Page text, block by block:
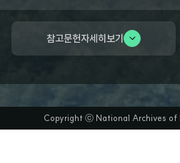
참고문헌자세히보기
Copyright ⓒ National Archives of